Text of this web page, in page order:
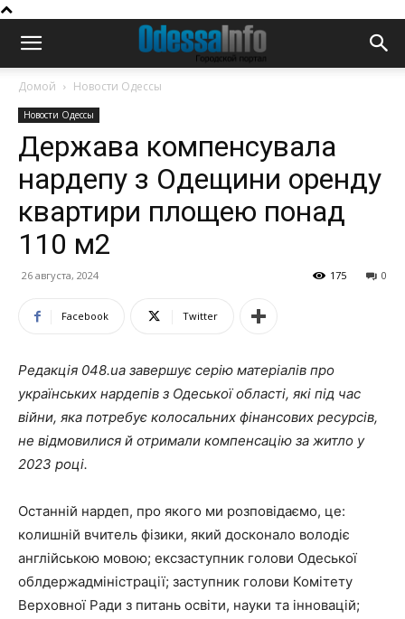
Домой Новости Одессы
Новости Одессы
Держава компенсувала
нардепу з Одещини оренду
квартири площею понад
110 м2
26 августа, 2024 0
175
Facebook Twitter
Редакція 048.ua завершує серію матеріалів про
українських нардепів з Одеської області, які під час
війни, яка потребує колосальних фінансових ресурсів,
не відмовилися й отримали компенсацію за житло у
2023 році.
Останній нардеп, про якого ми розповідаємо, це:
колишній вчитель фізики, який досконало володіє
англійською мовою; ексзаступник голови Одеської
облдержадміністрації; заступник голови Комітету
Верховної Ради з питань освіти, науки та інновацій;